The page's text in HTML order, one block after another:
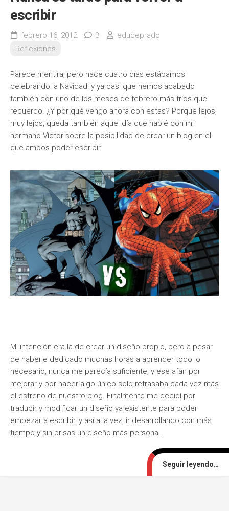
escribir
febrero 16, 2012 3
edudeprado
Reflexiones
Parece mentira, pero hace cuatro días estábamos
celebrando la Navidad, y ya casi que hemos acabado
también con uno de los meses de febrero más fríos que
recuerdo. ¿Y por qué vengo ahora con estas? Porque lejos,
muy lejos, queda también aquel día que hablé con mi
hermano Víctor sobre la posibilidad de crear un blog en el
que ambos poder escribir.
Mi intención era la de crear un diseño propio, pero a pesar
de haberle dedicado muchas horas a aprender todo lo
necesario, nunca me parecía suficiente, y ese afán por
mejorar y por hacer algo único solo retrasaba cada vez más
el estreno de nuestro blog. Finalmente me decidí por
traducir y modificar un diseño ya existente para poder
empezar a escribir, y así a la vez, ir desarrollando con más
tiempo y sin prisas un diseño más personal.
Seguir leyendo…